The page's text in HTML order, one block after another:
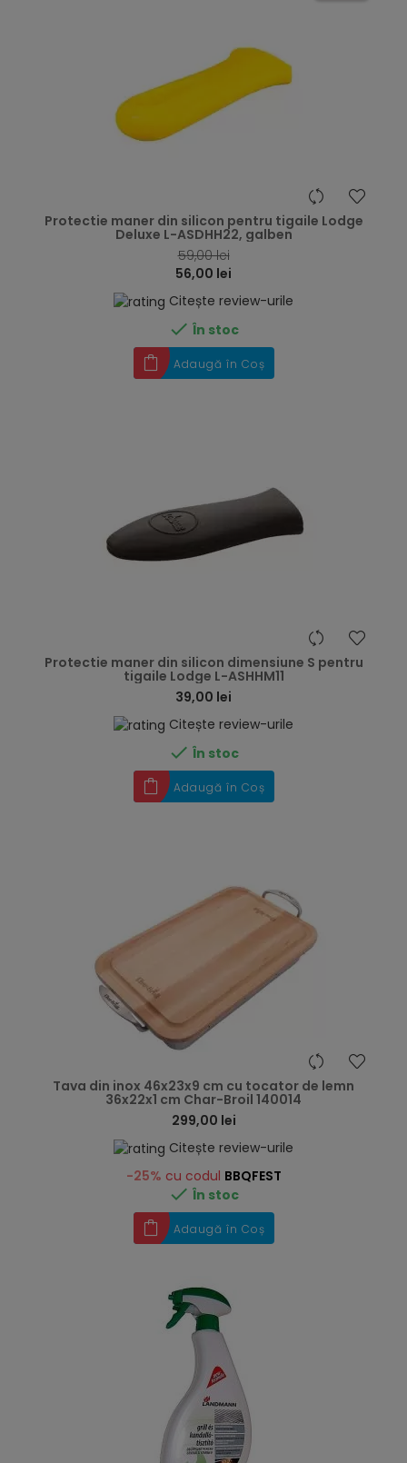
Protectie maner din silicon pentru tigaile Lodge
Deluxe L-ASDHH22, galben
59,00 lei
56,00 lei
Citește review-urile
 În stoc
Adaugă în Coș
Protectie maner din silicon dimensiune S pentru
tigaile Lodge L-ASHHM11
39,00 lei
Citește review-urile
 În stoc
Adaugă în Coș
Tava din inox 46x23x9 cm cu tocator de lemn
36x22x1 cm Char-Broil 140014
299,00 lei
Citește review-urile
-25% cu codul BBQFEST
 În stoc
Adaugă în Coș